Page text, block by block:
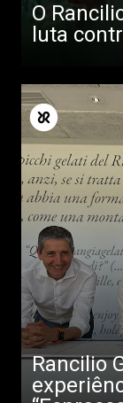
O
luta
Rancilio